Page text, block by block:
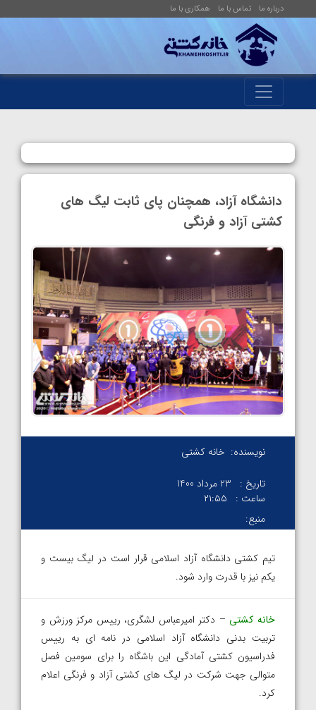
درباره ما تماس با ما همکاری با ما
دانشگاه آزاد، همچنان پای ثابت لیگ های
کشتی آزاد و فرنگی
نویسنده: خانه کشتی
تاریخ :
23 مرداد 1400
ساعت :
۲۱:۵۵
منبع:
تیم کشتی دانشگاه آزاد اسلامی قرار است در لیگ بیست و
یکم نیز با قدرت وارد شود.
خانه کشتی – دکتر امیرعباس لشگری، رییس مرکز ورزش و
تربیت بدنی دانشگاه آزاد اسلامی در نامه ای به رییس
فدراسیون کشتی آمادگی این باشگاه را برای سومین فصل
متوالی جهت شرکت در لیگ های کشتی آزاد و فرنگی اعلام
کرد.